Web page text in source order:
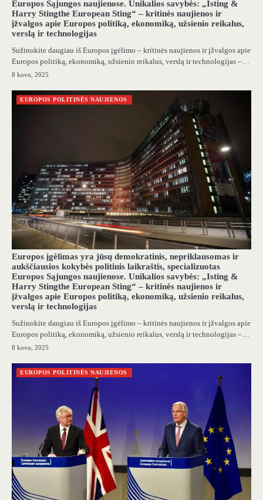
Europos Sąjungos naujienose. Unikalios savybės: „Isting &
Harry Stingthe European Sting“ – kritinės naujienos ir
įžvalgos apie Europos politiką, ekonomiką, užsienio reikalus,
verslą ir technologijas
Sužinokite daugiau iš Europos įgėlimo – kritinės naujienos ir įžvalgos apie
Europos politiką, ekonomiką, užsienio reikalus, verslą ir technologijas –…
8 kovo, 2025
EUROPOS POLITINĖS NAUJIENOS
Europos įgėlimas yra jūsų demokratinis, nepriklausomas ir
aukščiausios kokybės politinis laikraštis, specializuotas
Europos Sąjungos naujienose. Unikalios savybės: „Isting &
Harry Stingthe European Sting“ – kritinės naujienos ir
įžvalgos apie Europos politiką, ekonomiką, užsienio reikalus,
verslą ir technologijas
Sužinokite daugiau iš Europos įgėlimo – kritinės naujienos ir įžvalgos apie
Europos politiką, ekonomiką, užsienio reikalus, verslą ir technologijas –…
8 kovo, 2025
EUROPOS POLITINĖS NAUJIENOS